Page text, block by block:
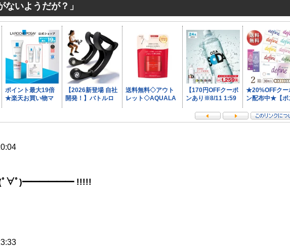
ないようだが？」
∀ﾟ)━━━━━━ !!!!!